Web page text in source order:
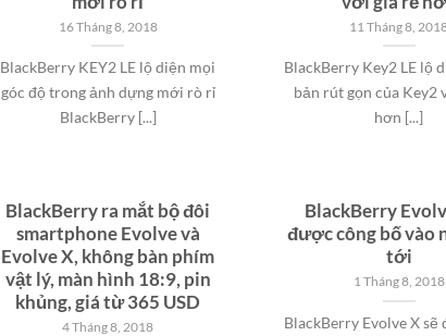
16 Tháng 8, 2018
BlackBerry KEY2 LE lộ diện mọi
góc độ trong ảnh dựng mới rò rỉ
BlackBerry [...]
11 Tháng 8,
BlackBerry Key2 LE lộ
bản rút gọn của Key2
hơn [...]
BlackBerry ra mắt bộ đôi
smartphone Evolve và
Evolve X, không bàn phím
vật lý, màn hình 18:9, pin
khủng, giá từ 365 USD
4 Tháng 8, 2018
BlackBerry
được công bố vào
tới
1 Tháng 8, 2018
BlackBerry Evolve X sẽ